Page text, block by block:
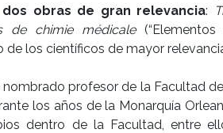
obras de gran relevancia:
de chimie médicale(“Elementos
los científicos de mayor
nombrado profesor de la Facultad
los años de la Monarquía
dentro de la Facultad, entre